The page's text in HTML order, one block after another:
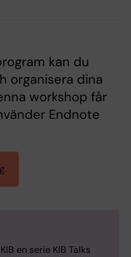
kan du
organisera dina
workshop får
Endnote
en serie KIB Talks